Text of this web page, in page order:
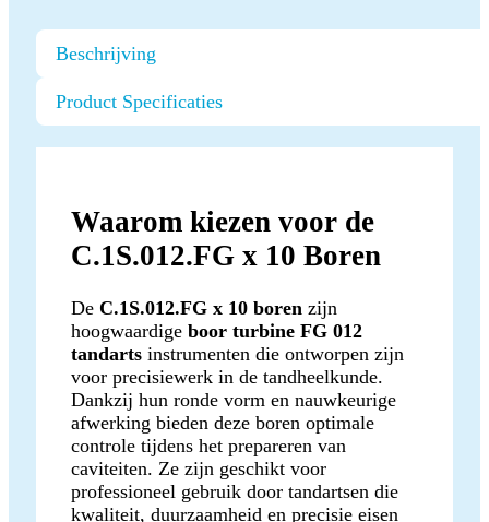
Beschrijving
Product Specificaties
Waarom kiezen voor de
C.1S.012.FG x 10 Boren
De C.1S.012.FG x 10 boren zijn
hoogwaardige boor turbine FG 012
tandarts instrumenten die ontworpen zijn
voor precisiewerk in de tandheelkunde.
Dankzij hun ronde vorm en nauwkeurige
afwerking bieden deze boren optimale
controle tijdens het prepareren van
caviteiten. Ze zijn geschikt voor
professioneel gebruik door tandartsen die
kwaliteit, duurzaamheid en precisie eisen